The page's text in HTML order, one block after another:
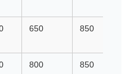
650 850
800 850